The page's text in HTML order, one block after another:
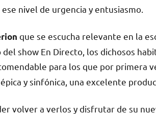
nivel de urgencia y entusiasmo.
que se escucha relevante en la
show En Directo, los dichosos
para los que por primera
y sinfónica, una excelente
volver a verlos y disfrutar de su